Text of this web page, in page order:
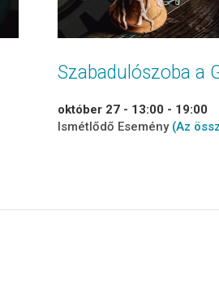
Szabadulószoba a
október 27 - 13:00 - 19:00
Ismétlődő Esemény (Az